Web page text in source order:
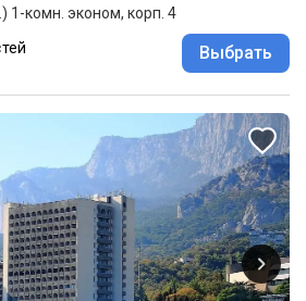
1-комн. эконом, корп. 4
Выбрать